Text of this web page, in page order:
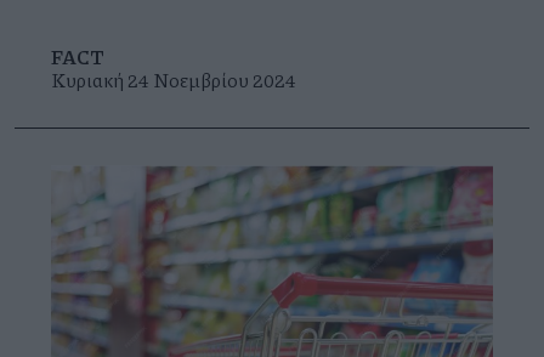
FACT
Κυριακή 24 Νοεμβρίου 2024